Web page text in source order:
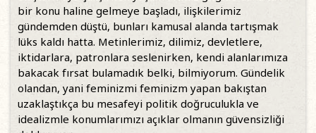
bir konu haline gelmeye başladı, ilişkilerimiz
gündemden düştü, bunları kamusal alanda tartışmak
lüks kaldı hatta. Metinlerimiz, dilimiz, devletlere,
iktidarlara, patronlara seslenirken, kendi alanlarımıza
bakacak fırsat bulamadık belki, bilmiyorum. Gündelik
olandan, yani feminizmi feminizm yapan bakıştan
uzaklaştıkça bu mesafeyi politik doğruculukla ve
idealizmle konumlarımızı açıklar olmanın güvensizliği